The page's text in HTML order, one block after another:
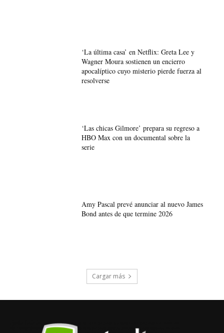
‘La última casa’ en Netflix: Greta Lee y
Wagner Moura sostienen un encierro
apocalíptico cuyo misterio pierde fuerza al
resolverse
‘Las chicas Gilmore’ prepara su regreso a
HBO Max con un documental sobre la
serie
Amy Pascal prevé anunciar al nuevo James
Bond antes de que termine 2026
Cargar más